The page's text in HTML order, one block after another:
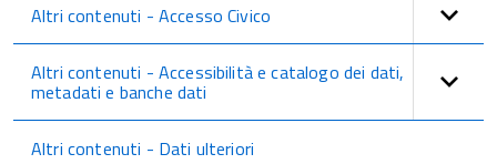
Altri contenuti - Accesso Civico
Altri contenuti - Accessibilità e catalogo dei dati,
metadati e banche dati
Altri contenuti - Dati ulteriori